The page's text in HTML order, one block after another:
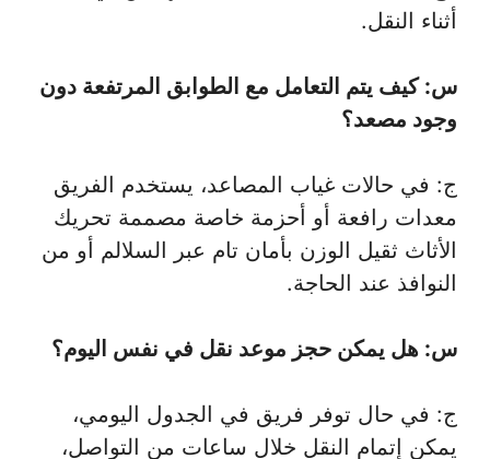
أثناء النقل.
س: كيف يتم التعامل مع الطوابق المرتفعة دون
وجود مصعد؟
ج: في حالات غياب المصاعد، يستخدم الفريق
معدات رافعة أو أحزمة خاصة مصممة تحريك
الأثاث ثقيل الوزن بأمان تام عبر السلالم أو من
النوافذ عند الحاجة.
س: هل يمكن حجز موعد نقل في نفس اليوم؟
ج: في حال توفر فريق في الجدول اليومي،
يمكن إتمام النقل خلال ساعات من التواصل،